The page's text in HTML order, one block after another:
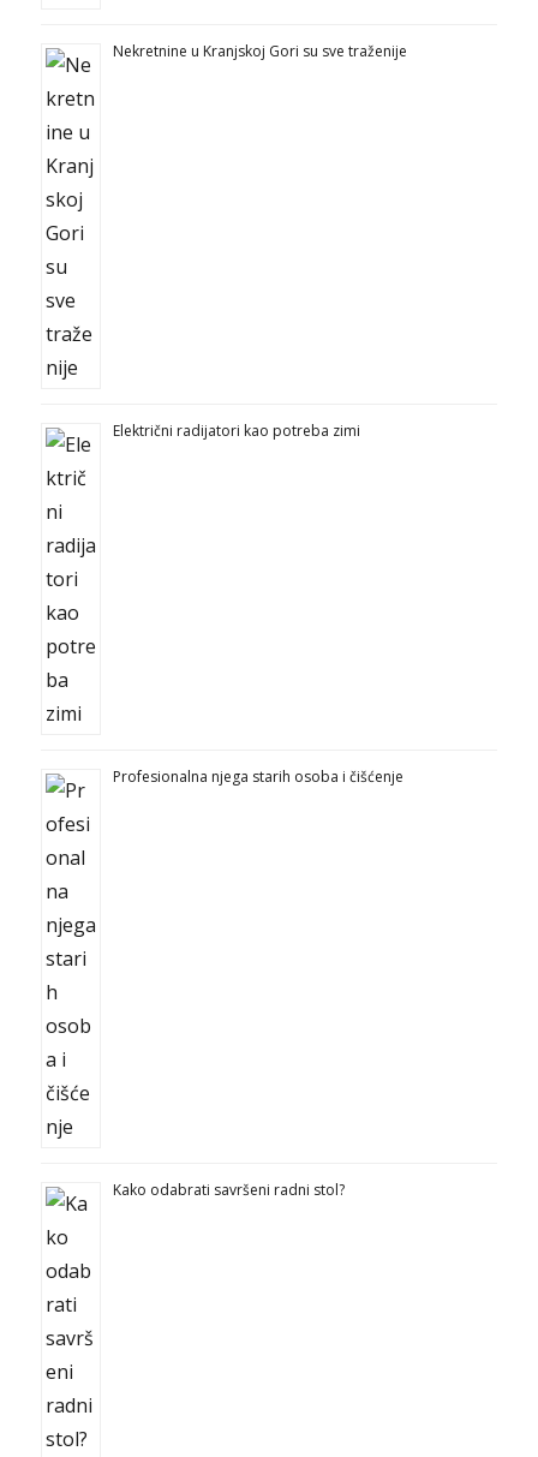
Nekretnine u Kranjskoj Gori su sve traženije
Električni radijatori kao potreba zimi
Profesionalna njega starih osoba i čišćenje
Kako odabrati savršeni radni stol?